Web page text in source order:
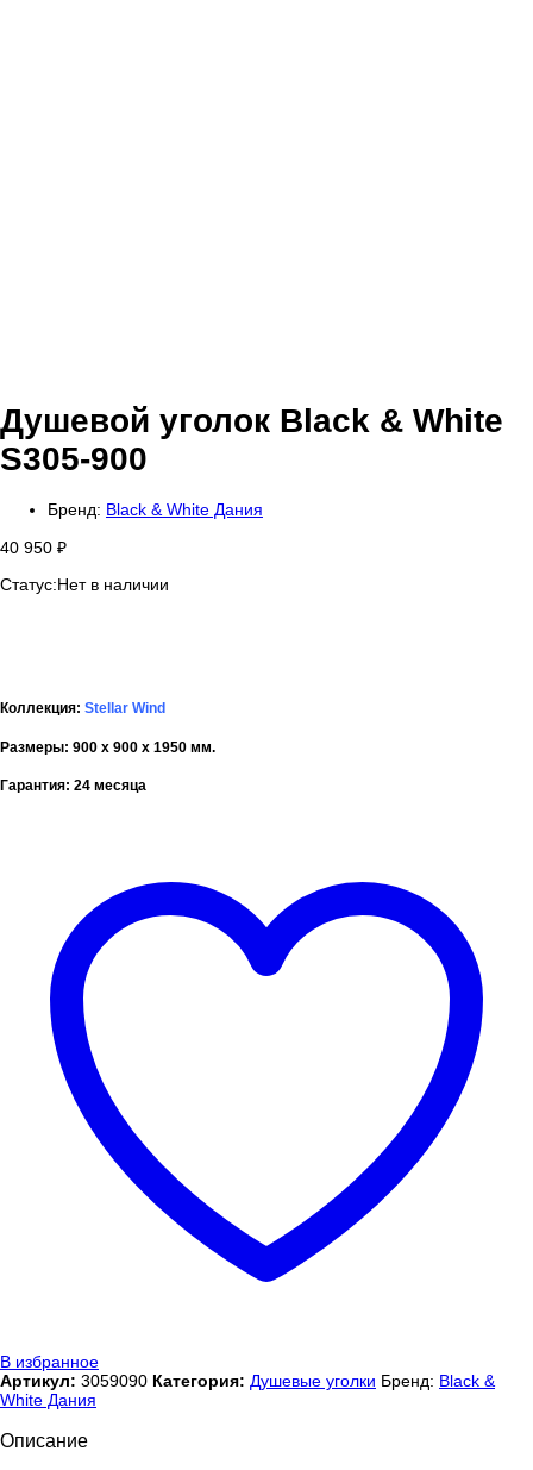
Душевой уголок Black & White
S305-900
Бренд: Black & White Дания
40 950 ₽
Статус:Нет в наличии
Коллекция: Stellar Wind
Размеры: 900 x 900 x 1950 мм.
Гарантия: 24 месяца
В избранное
Артикул: 3059090 Категория: Душевые уголки Бренд: Black &
White Дания
Описание